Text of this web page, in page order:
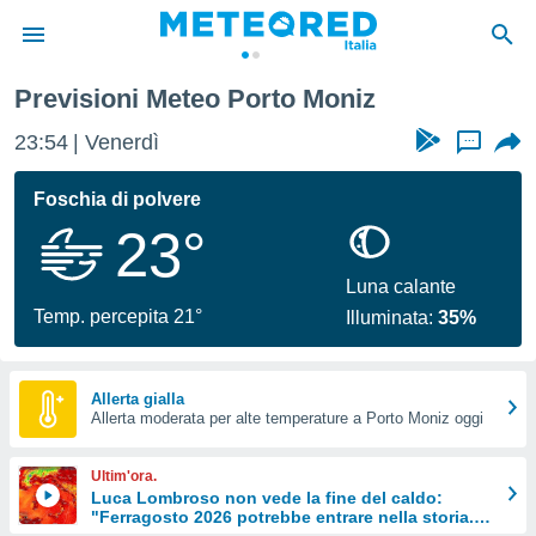
di
per
le
di
Web
le
Previsioni Meteo Porto Moniz
23:54 Venerdì ...
Foschia di polvere
23°
Temp. percepita 21°
Luna calante
Illuminata:35%
Allerta gialla
Allerta moderata per alte temperature a Porto Moniz oggi
Ultim'ora.
Luca Lombroso non vede la fine del caldo:
"Ferragosto 2026 potrebbe entrare nella storia.